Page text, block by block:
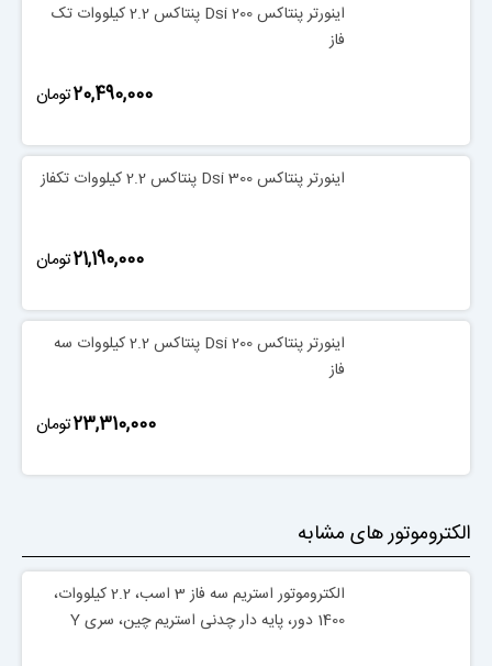
اینورتر پنتاکس Dsi 200 پنتاکس 2.2 کیلووات تک
فاز
‎20,490,000تومان
اینورتر پنتاکس Dsi 300 پنتاکس 2.2 کیلووات تکفاز
‎21,190,000تومان
اینورتر پنتاکس Dsi 200 پنتاکس 2.2 کیلووات سه
فاز
‎23,310,000تومان
الکتروموتور های مشابه
الکتروموتور استریم سه فاز 3 اسب، 2.2 کیلووات،
1400 دور، پایه دار چدنی استریم چین، سری Y